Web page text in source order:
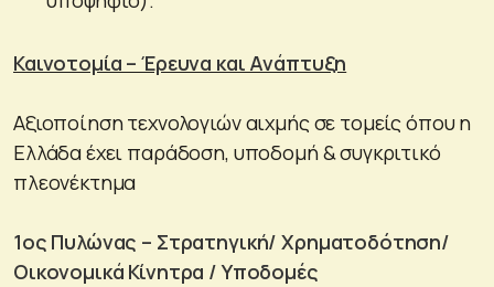
Καινοτομία – Έρευνα και Ανάπτυξη
Αξιοποίηση τεχνολογιών αιχμής σε τομείς όπου η
Ελλάδα έχει παράδοση, υποδομή & συγκριτικό
πλεονέκτημα
1ος Πυλώνας – Στρατηγική/ Χρηματοδότηση/
Οικονομικά Κίνητρα / Υποδομές